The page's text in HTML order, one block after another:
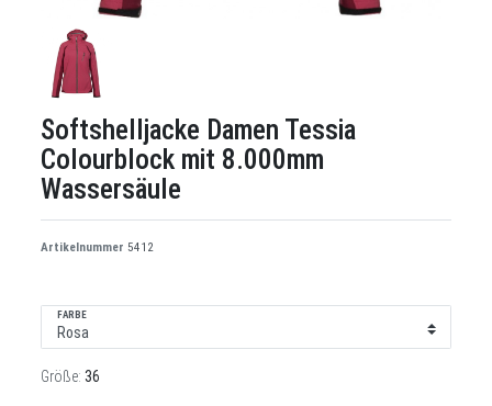
Softshelljacke Damen Tessia
Colourblock mit 8.000mm
Wassersäule
Artikelnummer5412
FARBE
Größe: 36